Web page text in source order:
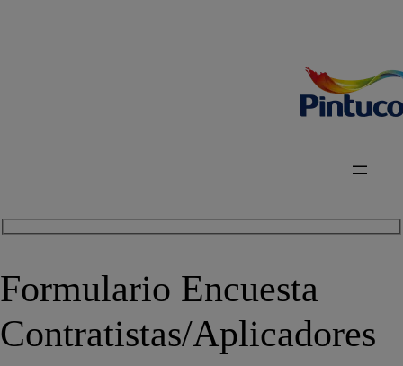
Formulario Encuesta
Contratistas/Aplicadores